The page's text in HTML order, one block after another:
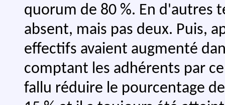
quorum de 80 %. En d'autres
absent, mais pas deux. Puis,
effectifs avaient augmenté
comptant les adhérents par
fallu réduire le pourcentage